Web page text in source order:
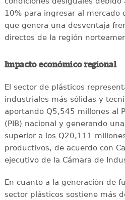
10% para ingresar al mercado
que genera una desventaja
directos de la región
Impacto económico regional
El sector de plásticos
industriales más sólidas y
aportando Q5,545 millones al
(PIB) nacional y generando
superior a los Q20,111
productivos, de acuerdo con
ejecutivo de la Cámara de
En cuanto a la generación de
sector plásticos sostiene más